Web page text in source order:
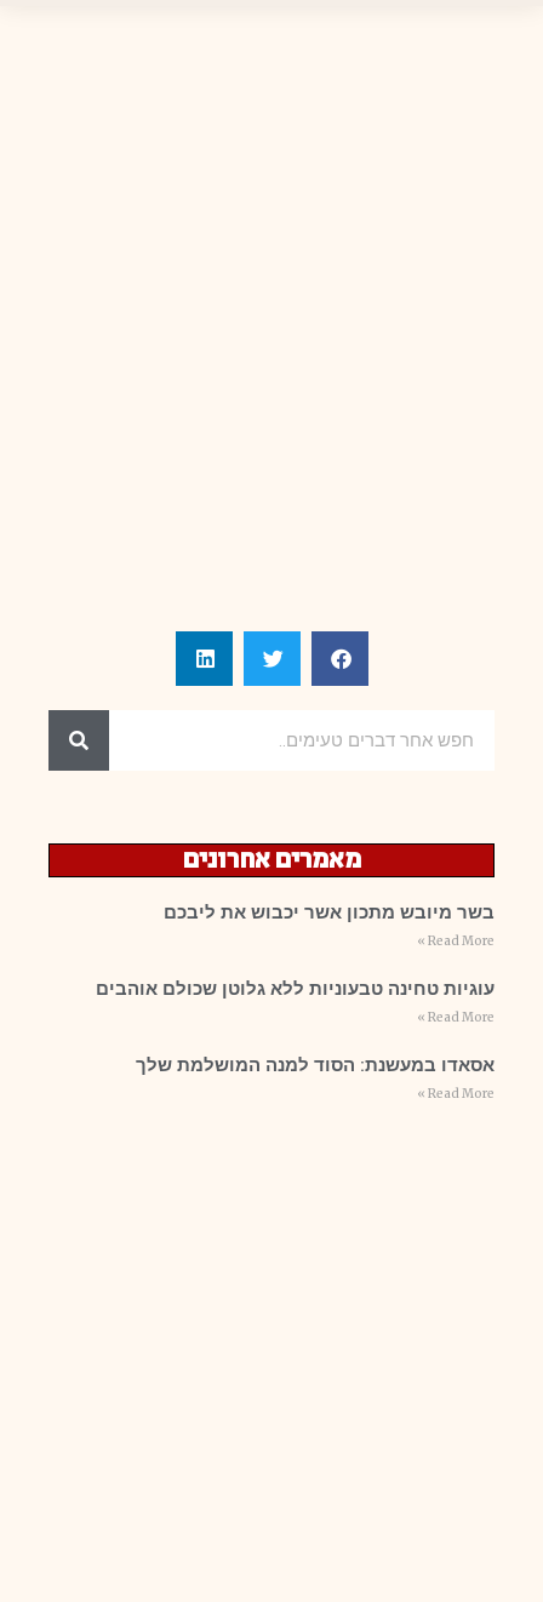
מאמרים אחרונים
בשר מיובש מתכון אשר יכבוש את ליבכם
Read More »
עוגיות טחינה טבעוניות ללא גלוטן שכולם אוהבים
Read More »
אסאדו במעשנת: הסוד למנה המושלמת שלך
Read More »